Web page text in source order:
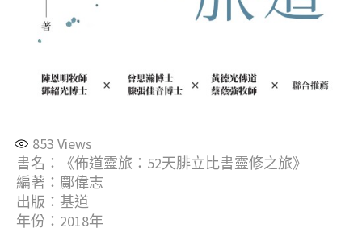
853 Views
書名：《佈道靈旅：52天腓立比書靈修之旅》
編著：鄺偉志
出版：基道
年份：2018年